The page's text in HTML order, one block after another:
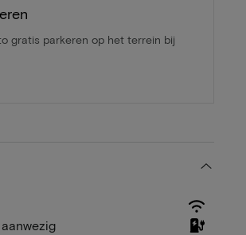
gratis parkeren op het terrein bij